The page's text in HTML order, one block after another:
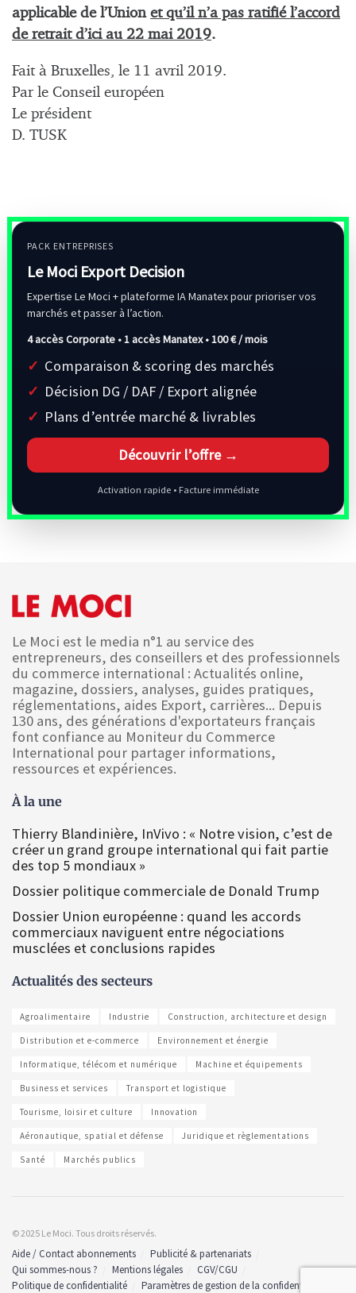
applicable de l’Union et qu’il n’a pas ratifié l’accord
de retrait d’ici au 22 mai 2019.
Fait à Bruxelles, le 11 avril 2019.
Par le Conseil européen
Le président
D. TUSK
PACK ENTREPRISES
Le Moci Export Decision
Expertise Le Moci + plateforme IA Manatex pour prioriser vos
marchés et passer à l’action.
4 accès Corporate • 1 accès Manatex •100 € / mois
Comparaison & scoring des marchés
Décision DG / DAF / Export alignée
Plans d’entrée marché & livrables
Découvrir l’offre →
Activation rapide • Facture immédiate
Le Moci est le media n°1 au service des
entrepreneurs, des conseillers et des professionnels
du commerce international : Actualités online,
magazine, dossiers, analyses, guides pratiques,
réglementations, aides Export, carrières... Depuis
130 ans, des générations d'exportateurs français
font confiance au Moniteur du Commerce
International pour partager informations,
ressources et expériences.
À la une
Thierry Blandinière, InVivo : « Notre vision, c’est de
créer un grand groupe international qui fait partie
des top 5 mondiaux »
Dossier politique commerciale de Donald Trump
Dossier Union européenne : quand les accords
commerciaux naviguent entre négociations
musclées et conclusions rapides
Actualités des secteurs
Agroalimentaire Industrie Construction, architecture et design
Distribution et e-commerce Environnement et énergie
Informatique, télécom et numérique Machine et équipements
Business et services Transport et logistique
Tourisme, loisir et culture Innovation
Aéronautique, spatial et défense Juridique et règlementations
Santé Marchés publics
© 2025 Le Moci. Tous droits réservés.
Aide / Contact abonnements
Publicité & partenariats
Qui sommes-nous ?
Mentions légales
CGV/CGU
Politique de confidentialité
Paramètres de gestion de la confidentialité